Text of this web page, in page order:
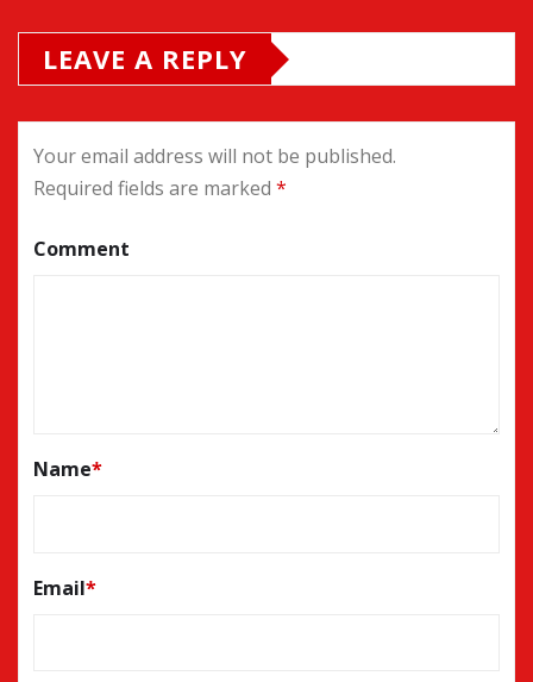
LEAVE A REPLY
Your email address will not be published.
Required fields are marked *
Comment
Name*
Email*